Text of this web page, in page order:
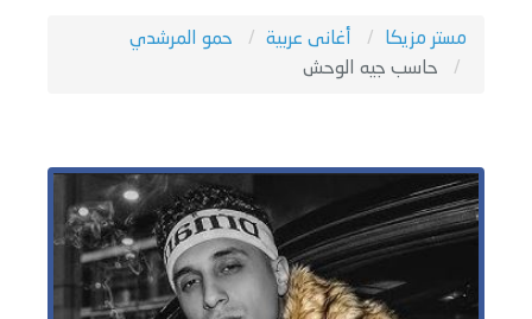
مستر مزيكا أغانى عربية
حمو المرشدي
حاسب جيه الوحش